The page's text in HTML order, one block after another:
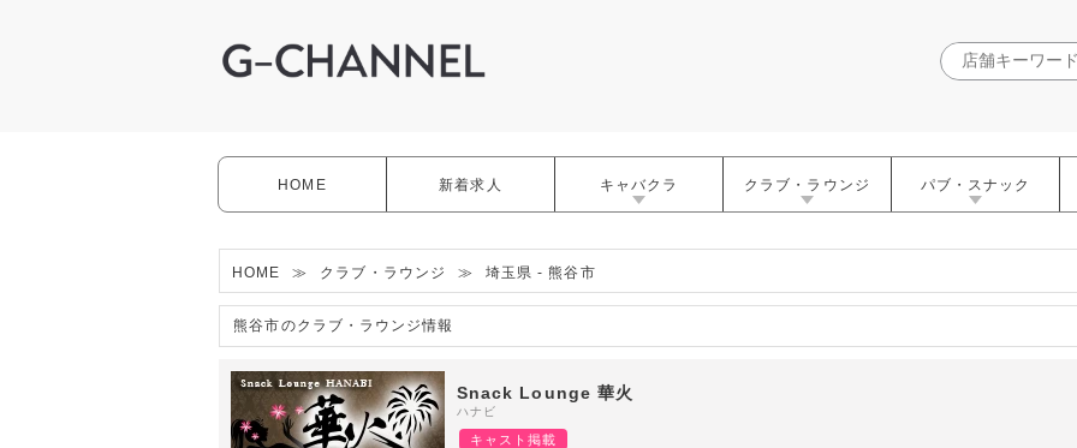
HOME 新着求人 キャバクラ クラブ・ラウンジ パブ・スナック
HOME ≫ クラブ・ラウンジ ≫ 埼玉県 - 熊谷市
熊谷市のクラブ・ラウンジ情報
Snack Lounge 華火
ハナビ
キャスト掲載